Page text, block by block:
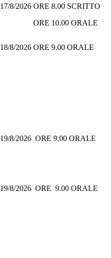
17/8/2026 ORE 8.00 SCRITTO
ORE 10.00 ORALE
18/8/2026 ORE 9.00 ORALE
19/8/2026 ORE 9.00 ORALE
19/8/2026 ORE 9.00 ORALE